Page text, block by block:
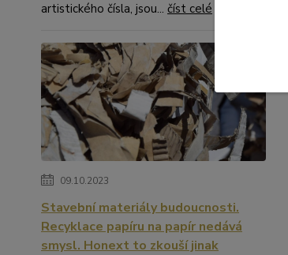
artistického čísla, jsou... číst celé
09.10.2023
Stavební materiály budoucnosti.
Recyklace papíru na papír nedává
smysl. Honext to zkouší jinak